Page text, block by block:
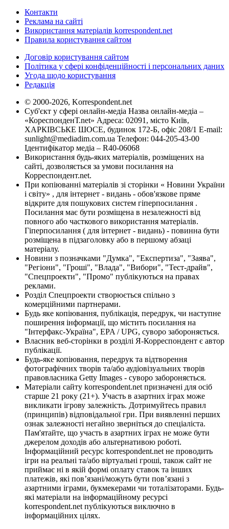
Контакти
Реклама на сайті
Використання матеріалів korrespondent.net
Правила користування сайтом
Договір користування сайтом
Політика у сфері конфіденційності і персональних даних
Угода щодо користування
Редакція
© 2000-2026, Korrespondent.net
Суб'єкт у сфері онлайн-медіа Назва онлайн-медіа –
«КореспонденТ.net» Адреса: 02091, місто Київ,
ХАРКІВСЬКЕ ШОСЕ, будинок 172-Б, офіс 208/1 E-mail:
sunlight@mediadim.com.ua Телефон: 044-205-43-00
Ідентифікатор медіа – R40-06068
Використання будь-яких матеріалів, розміщених на
сайті, дозволяється за умови посилання на
Корреспондент.net.
При копіюванні матеріалів зі сторінки « Новини України
і світу» , для інтернет - видань - обов'язкове пряме
відкрите для пошукових систем гіперпосилання .
Посилання має бути розміщена в незалежності від
повного або часткового використання матеріалів.
Гіперпосилання ( для інтернет - видань) - повинна бути
розміщена в підзаголовку або в першому абзаці
матеріалу.
Новини з позначками "Думка", "Експертиза", "Заява",
"Регіони", "Гроші", "Влада", "Вибори", "Тест-драйв",
"Спецпроекти", "Промо" публікуються на правах
реклами.
Розділ Спецпроекти створюється спільно з
комерційними партнерами.
Будь яке копіювання, публікація, передрук, чи наступне
поширення інформації, що містить посилання на
"Інтерфакс-Україна", EPA / UPG, суворо забороняється.
Власник веб-сторінки в розділі Я-Корреспондент є автор
публікації.
Будь-яке копіювання, передрук та відтворення
фотографічних творів та/або аудіовізуальних творів
правовласника Getty Images - суворо забороняється.
Матеріали сайту korrespondent.net призначені для осіб
старше 21 року (21+). Участь в азартних іграх може
викликати ігрову залежність. Дотримуйтесь правил
(принципів) відповідальної гри. При виявленні перших
ознак залежності негайно зверніться до спеціаліста.
Пам'ятайте, що участь в азартних іграх не може бути
джерелом доходів або альтернативою роботі.
Інформаційний ресурс korrespondent.net не проводить
ігри на реальні та/або віртуальні гроші, також сайт не
приймає ні в якій формі оплату ставок та інших
платежів, які пов’язані/можуть бути пов’язані з
азартними іграми, букмекерами чи тоталізаторами. Будь-
які матеріали на інформаційному ресурсі
korrespondent.net публікуються виключно в
інформаційних цілях.